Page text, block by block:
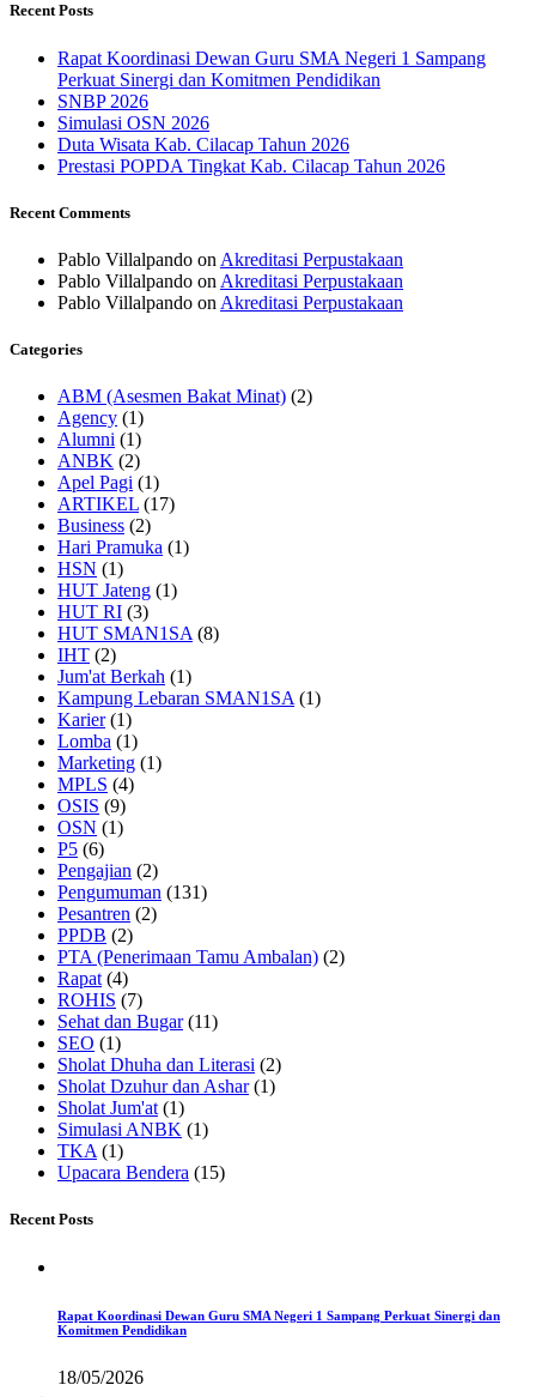
Recent Posts
Rapat Koordinasi Dewan Guru SMA Negeri 1 Sampang
Perkuat Sinergi dan Komitmen Pendidikan
SNBP 2026
Simulasi OSN 2026
Duta Wisata Kab. Cilacap Tahun 2026
Prestasi POPDA Tingkat Kab. Cilacap Tahun 2026
Recent Comments
Pablo Villalpando on Akreditasi Perpustakaan
Pablo Villalpando on Akreditasi Perpustakaan
Pablo Villalpando on Akreditasi Perpustakaan
Categories
ABM (Asesmen Bakat Minat) (2)
Agency (1)
Alumni (1)
ANBK (2)
Apel Pagi (1)
ARTIKEL (17)
Business (2)
Hari Pramuka (1)
HSN (1)
HUT Jateng (1)
HUT RI (3)
HUT SMAN1SA (8)
IHT (2)
Jum'at Berkah (1)
Kampung Lebaran SMAN1SA (1)
Karier (1)
Lomba (1)
Marketing (1)
MPLS (4)
OSIS (9)
OSN (1)
P5 (6)
Pengajian (2)
Pengumuman (131)
Pesantren (2)
PPDB (2)
PTA (Penerimaan Tamu Ambalan) (2)
Rapat (4)
ROHIS (7)
Sehat dan Bugar (11)
SEO (1)
Sholat Dhuha dan Literasi (2)
Sholat Dzuhur dan Ashar (1)
Sholat Jum'at (1)
Simulasi ANBK (1)
TKA (1)
Upacara Bendera (15)
Recent Posts
Rapat Koordinasi Dewan Guru SMA Negeri 1 Sampang Perkuat Sinergi dan
Komitmen Pendidikan
18/05/2026